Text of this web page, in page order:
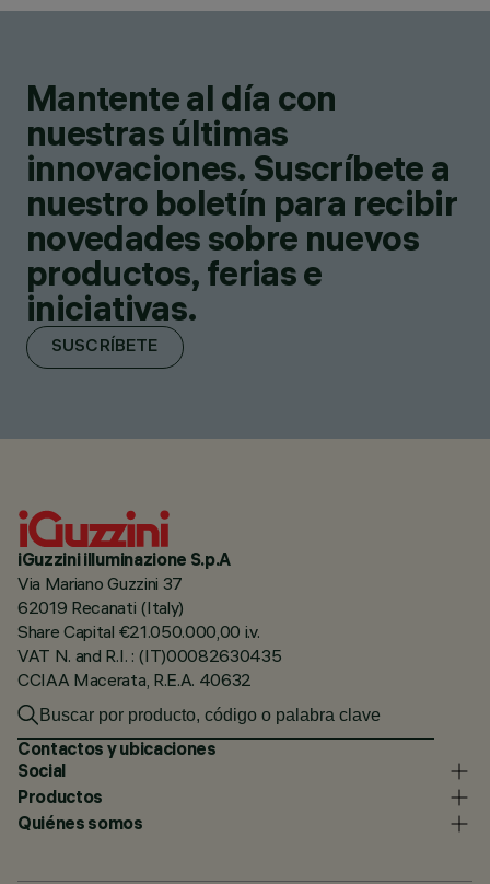
Mantente al día con
nuestras últimas
innovaciones. Suscríbete a
nuestro boletín para recibir
novedades sobre nuevos
productos, ferias e
iniciativas.
SUSCRÍBETE
iGuzzini illuminazione S.p.A
Via Mariano Guzzini 37
62019 Recanati (Italy)
Share Capital €21.050.000,00 i.v.
VAT N. and R.I. : (IT)00082630435
CCIAA Macerata, R.E.A. 40632
Contactos y ubicaciones
Social
Productos
Quiénes somos